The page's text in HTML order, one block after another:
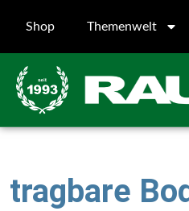
Shop Themenwelt
tragbare